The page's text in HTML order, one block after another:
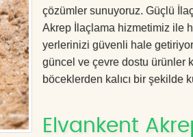
çözümler sunuyoruz. Güçlü
Akrep İlaçlama hizmetimiz ile
yerlerinizi güvenli hale
güncel ve çevre dostu ürünler
böceklerden kalıcı bir şekilde
Elvankent